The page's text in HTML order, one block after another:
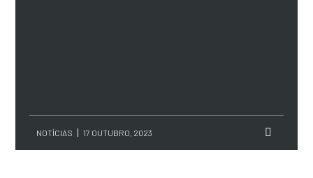
NOTÍCIAS 17 OUTUBRO, 2023